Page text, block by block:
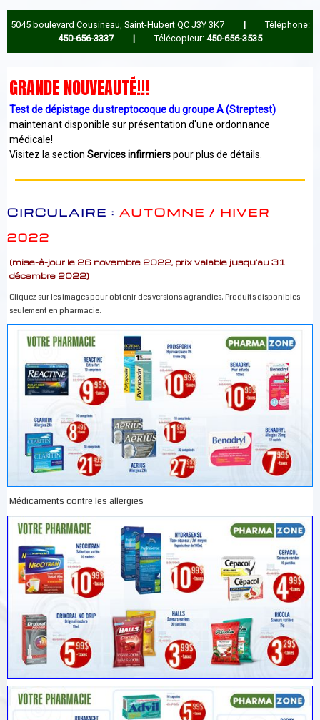
5045 boulevard Cousineau, Saint-Hubert QC J3Y 3K7 |Téléphone:
450-656-3337
| Télécopieur: 450-656-3535
GRANDE NOUVEAUTÉ!!!
Test de dépistage du streptocoque du groupe A (Streptest)
maintenant disponible sur présentation d'une ordonnance
médicale!
Visitez la section Services infirmierspour plus de détails.
CIRCULAIRE : AUTOMNE / HIVER
2022
(mise-à-jour le 26 novembre 2022, prix valable jusqu'au 31
décembre 2022)
Cliquez sur les images pour obtenir des versions agrandies. Produits disponibles
seulement en pharmacie.
Médicaments contre les allergies